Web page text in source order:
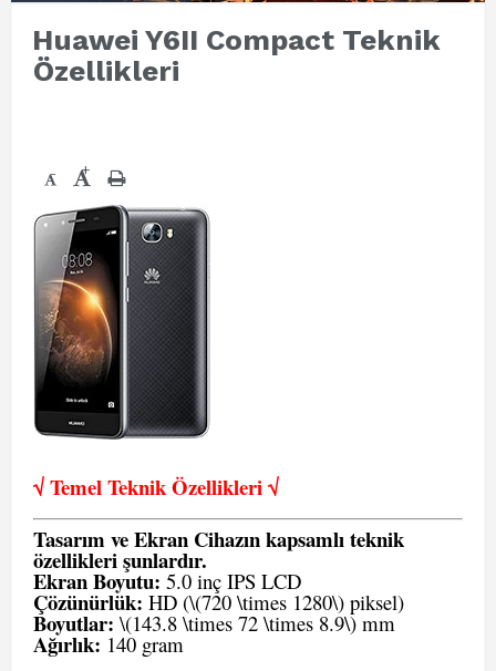
Huawei Y6II Compact Teknik
Özellikleri
- +
√ Temel Teknik Özellikleri √
Tasarım ve Ekran Cihazın kapsamlı teknik
özellikleri şunlardır.
Ekran Boyutu: 5.0 inç IPS LCD
Çözünürlük: HD (\(720 \times 1280\) piksel)
Boyutlar: \(143.8 \times 72 \times 8.9\) mm
Ağırlık: 140 gram